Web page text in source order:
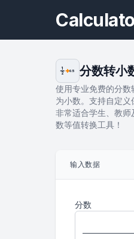
1
2
0.5 分数转小
使用专业免费的分
为小数。支持自定义
非常适合学生、教
数等值转换工具！
输入数据
分数